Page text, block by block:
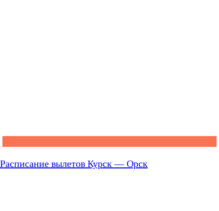
Расписание вылетов Курск — Орск